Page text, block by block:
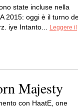
state incluse nella
2015: oggi è il turno
iye Intanto... Leggere il
Majesty
con HaatE, one